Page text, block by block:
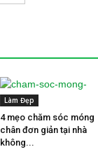
Làm Đẹp
4 mẹo chăm sóc móng
chân đơn giản tại nhà
không...